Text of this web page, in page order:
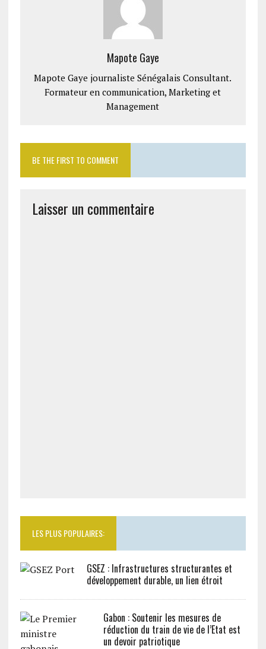
Mapote Gaye
Mapote Gaye journaliste Sénégalais Consultant.
Formateur en communication, Marketing et
Management
BE THE FIRST TO COMMENT
Laisser un commentaire
LES PLUS POPULAIRES:
GSEZ : Infrastructures structurantes et
développement durable, un lien étroit
Gabon : Soutenir les mesures de
réduction du train de vie de l’Etat est
un devoir patriotique